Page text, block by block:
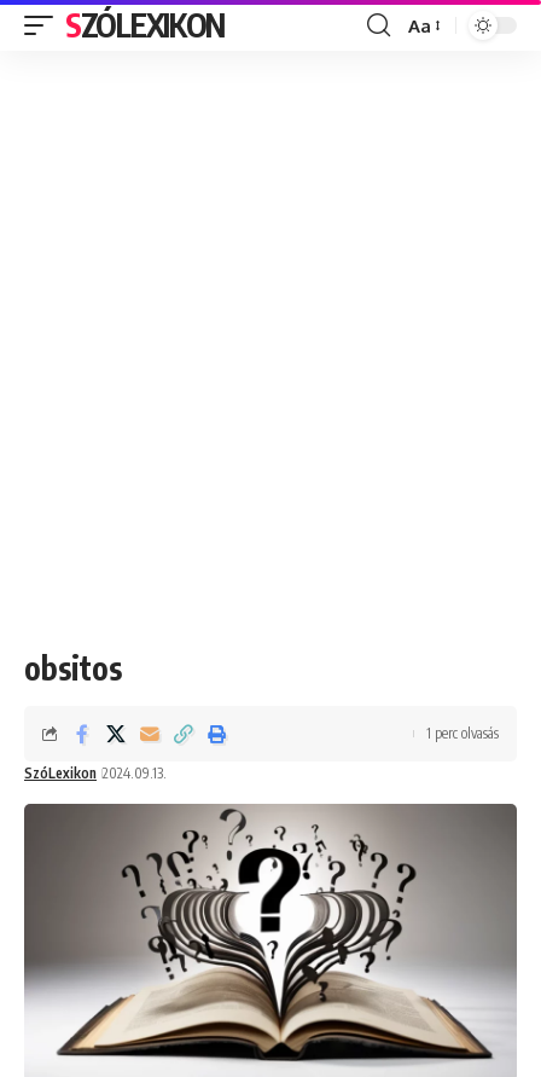
SZÓLEXIKON
Font
Aa
obsitos
SzóLexikon 2024.09.13.
1 perc olvasás